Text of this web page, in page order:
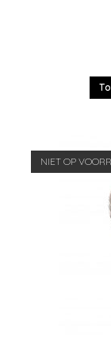
NIET OP